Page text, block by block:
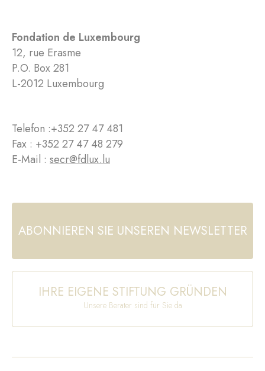
Fondation de Luxembourg
12, rue Erasme
P.O. Box 281
L-2012 Luxembourg
Telefon :+352 27 47 481
Fax : +352 27 47 48 279
E-Mail : secr@fdlux.lu
ABONNIEREN SIE UNSEREN NEWSLETTER
IHRE EIGENE STIFTUNG GRÜNDEN
Unsere Berater sind für Sie da